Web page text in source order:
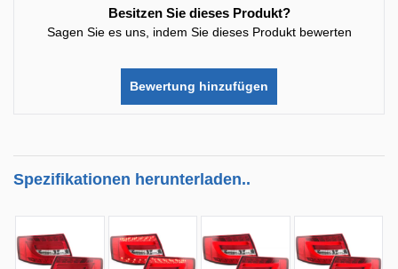
Besitzen Sie dieses Produkt?
Sagen Sie es uns, indem Sie dieses Produkt bewerten
Bewertung hinzufügen
Spezifikationen herunterladen..